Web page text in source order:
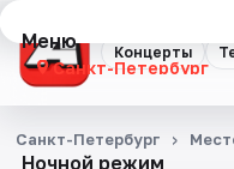
Концерты
Меню
Санкт-Петербург
Концерты
Ночной режим
Санкт-Петербург